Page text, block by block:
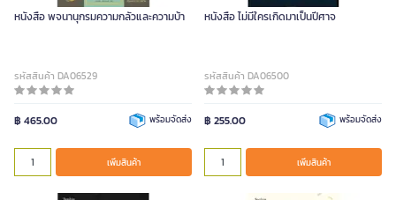
หนังสือ พจนานุกรมความกลัวและความบ้า
รหัสสินค้า DA06529
฿ 465.00 พร้อมจัดส่ง
เพิ่มสินค้า
หนังสือ ไม่มีใครเกิดมาเป็นปีศาจ
รหัสสินค้า DA06500
฿ 255.00 พร้อมจัดส่ง
เพิ่มสินค้า